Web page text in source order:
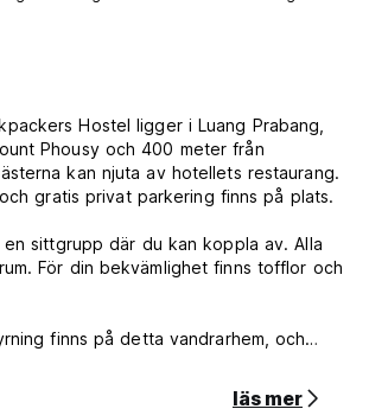
Hostel ligger i Luang Prabang,
Phousy och 400 meter från
kan njuta av hotellets restaurang.
gratis privat parkering finns på plats.
en sittgrupp där du kan koppla av. Alla
För din bekvämlighet finns tofflor och
finns på detta vandrarhem, och
läs mer